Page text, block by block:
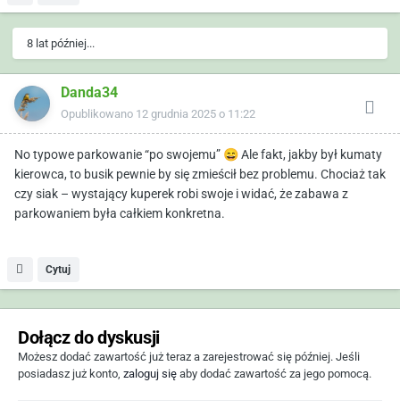
8 lat później...
Danda34
Opublikowano 12 grudnia 2025 o 11:22
No typowe parkowanie “po swojemu” 😄Ale fakt, jakby był kumaty
kierowca, to busik pewnie by się zmieścił bez problemu. Chociaż tak
czy siak – wystający kuperek robi swoje i widać, że zabawa z
parkowaniem była całkiem konkretna.
Cytuj
Dołącz do dyskusji
Możesz dodać zawartość już teraz a zarejestrować się później. Jeśli
posiadasz już konto, zaloguj się aby dodać zawartość za jego pomocą.